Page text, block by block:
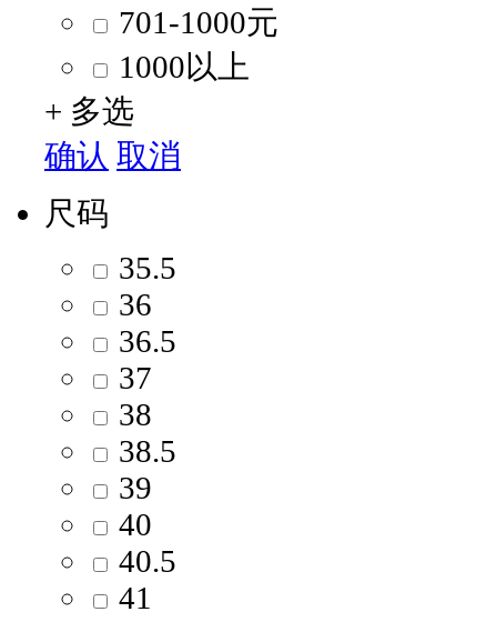
701-1000元
1000以上
+ 多选
确认 取消
尺码
35.5
36
36.5
37
38
38.5
39
40
40.5
41